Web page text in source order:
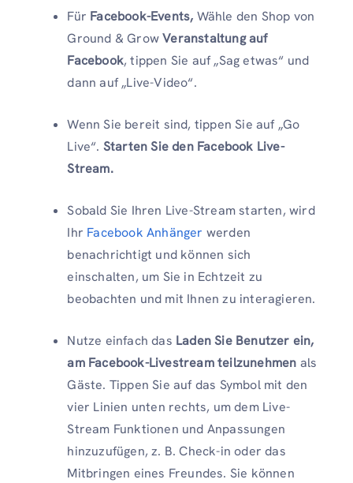
Für Facebook-Events, Wähle den Shop von
Ground & GrowVeranstaltung auf
Facebook, tippen Sie auf „Sag etwas“ und
dann auf „Live-Video“.
Wenn Sie bereit sind, tippen Sie auf „Go
Live“. Starten Sie den Facebook Live-
Stream.
Sobald Sie Ihren Live-Stream starten, wird
Ihr Facebook Anhänger werden
benachrichtigt und können sich
einschalten, um Sie in Echtzeit zu
beobachten und mit Ihnen zu interagieren.
Nutze einfach das Laden Sie Benutzer ein,
am Facebook-Livestream teilzunehmen als
Gäste. Tippen Sie auf das Symbol mit den
vier Linien unten rechts, um dem Live-
Stream Funktionen und Anpassungen
hinzuzufügen, z. B. Check-in oder das
Mitbringen eines Freundes. Sie können